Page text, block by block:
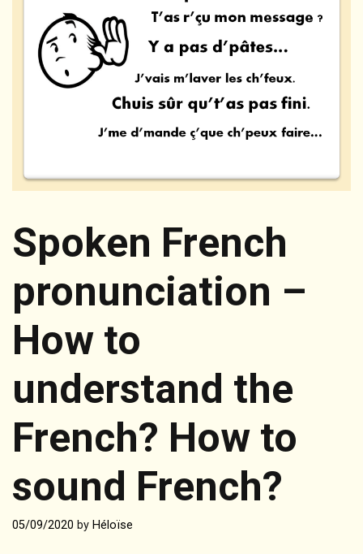
Spoken French
pronunciation –
How to
understand the
French? How to
sound French?
05/09/2020 by Héloïse